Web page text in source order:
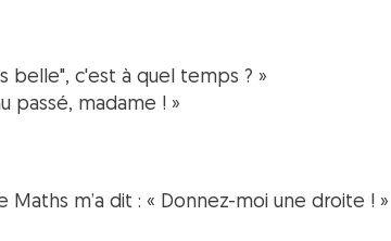
belle", c'est à quel temps ? »
passé, madame ! »
Maths m’a dit : « Donnez-moi une droite ! »